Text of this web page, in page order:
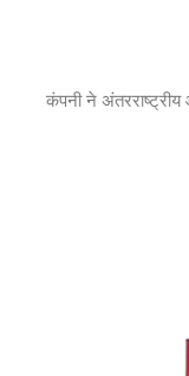
कंपनी ने